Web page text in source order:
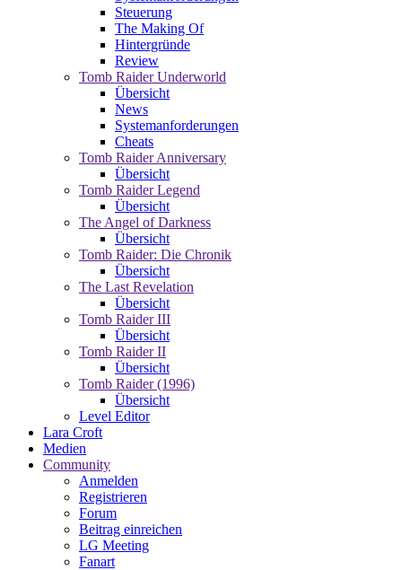
Steuerung
The Making Of
Hintergründe
Review
Tomb Raider Underworld
Übersicht
News
Systemanforderungen
Cheats
Tomb Raider Anniversary
Übersicht
Tomb Raider Legend
Übersicht
The Angel of Darkness
Übersicht
Tomb Raider: Die Chronik
Übersicht
The Last Revelation
Übersicht
Tomb Raider III
Übersicht
Tomb Raider II
Übersicht
Tomb Raider (1996)
Übersicht
Level Editor
Lara Croft
Medien
Community
Anmelden
Registrieren
Forum
Beitrag einreichen
LG Meeting
Fanart